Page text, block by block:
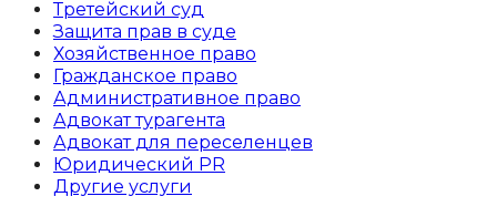
Третейский суд
Защита прав в суде
Хозяйственное право
Гражданское право
Административное право
Адвокат турагента
Адвокат для переселенцев
Юридический PR
Другие услуги